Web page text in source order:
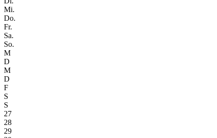
Mi.
Do.
Fr.
Sa.
So.
M
D
M
D
F
S
S
27
28
29